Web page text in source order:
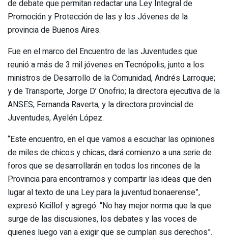
de debate que permitan redactar una Ley Integral de
Promoción y Protección de las y los Jóvenes de la
provincia de Buenos Aires.
Fue en el marco del Encuentro de las Juventudes que
reunió a más de 3 mil jóvenes en Tecnópolis, junto a los
ministros de Desarrollo de la Comunidad, Andrés Larroque;
y de Transporte, Jorge D’ Onofrio; la directora ejecutiva de la
ANSES, Fernanda Raverta; y la directora provincial de
Juventudes, Ayelén López.
“Este encuentro, en el que vamos a escuchar las opiniones
de miles de chicos y chicas, dará comienzo a una serie de
foros que se desarrollarán en todos los rincones de la
Provincia para encontrarnos y compartir las ideas que den
lugar al texto de una Ley para la juventud bonaerense”,
expresó Kicillof y agregó: “No hay mejor norma que la que
surge de las discusiones, los debates y las voces de
quienes luego van a exigir que se cumplan sus derechos”.